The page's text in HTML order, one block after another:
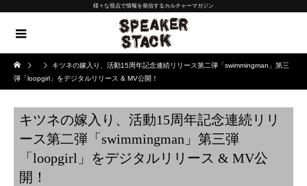
様々な視点で情報を発信するカルチャーマガジン
キツネの嫁入り、活動15周年記念連続リリース第二弾「swimmingman」第三
弾「loopgirl」をデジタルリリース & MV公開！
キツネの嫁入り、活動15周年記念連続リリ
ース第二弾「swimmingman」第三弾
「loopgirl」をデジタルリリース & MV公
開！